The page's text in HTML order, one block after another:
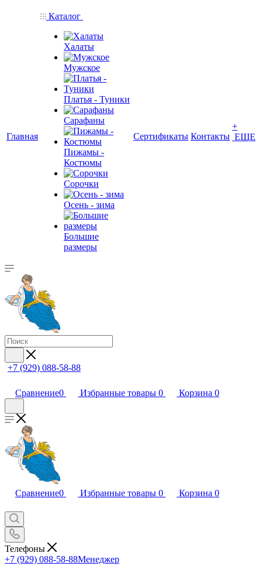
Главная
Каталог
Халаты
Мужское
Платья - Туники
Сарафаны
Пижамы -
Костюмы
Сорочки
Oсень - зима
Большие
размеры
Сертификаты Контакты
+
ЕЩЕ
+7 (929) 088-58-88
Сравнение0 Избранные товары 0 Корзина 0
Сравнение0 Избранные товары 0 Корзина 0
Телефоны
+7 (929) 088-58-88Менеджер